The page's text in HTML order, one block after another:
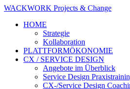
WACKWORK Projects & Change
HOME
Strategie
Kollaboration
PLATTFORMÖKONOMIE
CX / SERVICE DESIGN
Angebote im Überblick
Service Design
CX-/Service Design